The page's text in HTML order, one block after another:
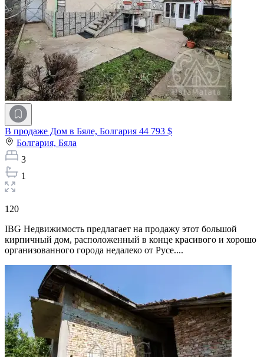
В продаже Дом в Бяле, Болгария 44 793 $
Болгария, Бяла
3
1
120
IBG Недвижимость предлагает на продажу этот большой
кирпичный дом, расположенный в конце красивого и хорошо
организованного города недалеко от Русе....